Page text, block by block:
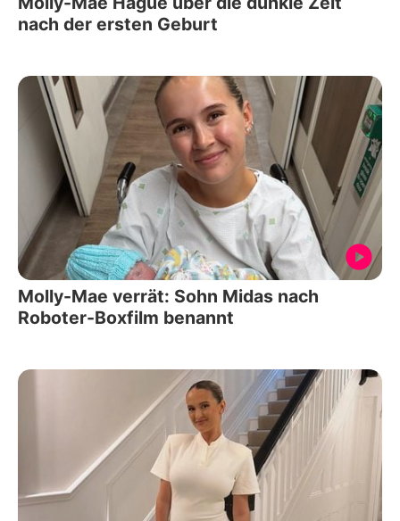
nach der ersten Geburt
Molly-Mae verrät: Sohn Midas nach
Roboter-Boxfilm benannt